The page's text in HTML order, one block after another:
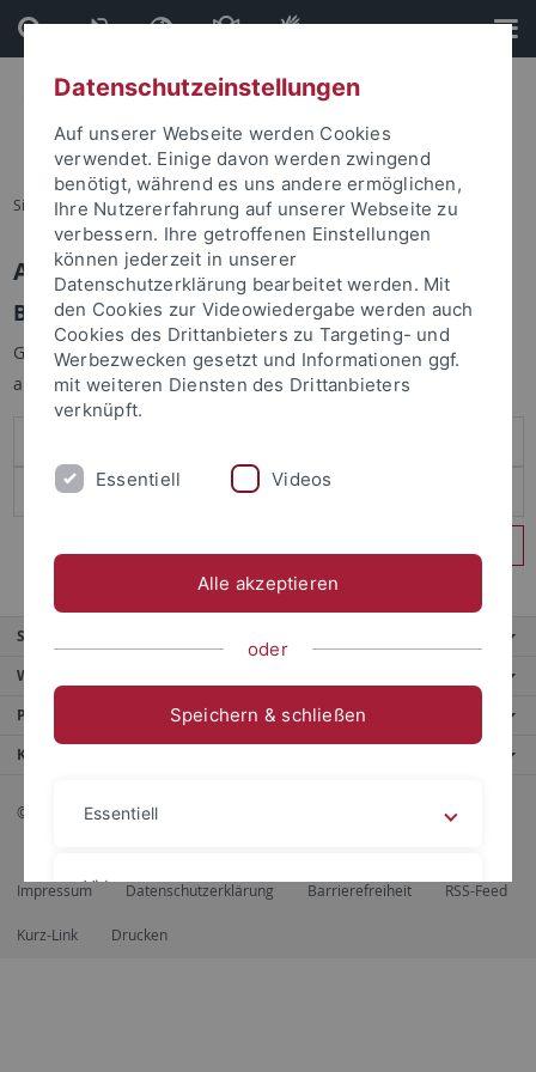
Direkt
zum
Inhalt
Direkt
zur
Fußleiste
Sie sind hier: Startseite
Anmelden
Benutzeranmeldung
Geben Sie Ihren Benutzernamen und Ihr Passwort an um sich
anzumelden:
Service
Weitere Angebote
Portale
Kontaktinfo
© 2026 Eberhard Karls Universität Tübingen, Tübingen
Impressum Datenschutzerklärung Barrierefreiheit RSS-Feed
Kurz-Link Drucken
Datenschutzeinstellungen
Auf unserer Webseite werden Cookies
verwendet. Einige davon werden zwingend
benötigt, während es uns andere ermöglichen,
Ihre Nutzererfahrung auf unserer Webseite zu
verbessern. Ihre getroffenen Einstellungen
können jederzeit in unserer
Datenschutzerklärung bearbeitet werden. Mit
den Cookies zur Videowiedergabe werden auch
Cookies des Drittanbieters zu Targeting- und
Werbezwecken gesetzt und Informationen ggf.
mit weiteren Diensten des Drittanbieters
verknüpft.
Essentiell Videos
Alle akzeptieren
oder
Speichern & schließen
Essentiell
Videos